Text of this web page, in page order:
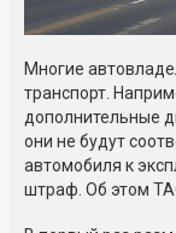
Многие
транспорт.
дополнительные
они не будут
автомобиля к
штраф. Об этом